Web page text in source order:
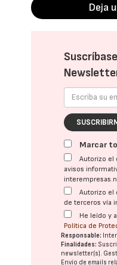
Deja
Marcar
Autorizo el
avisos
Autorizo el
de terceros vía
He leído y
Política de
Responsable:
Finalidades:
newsletter(s).
Envío de emails